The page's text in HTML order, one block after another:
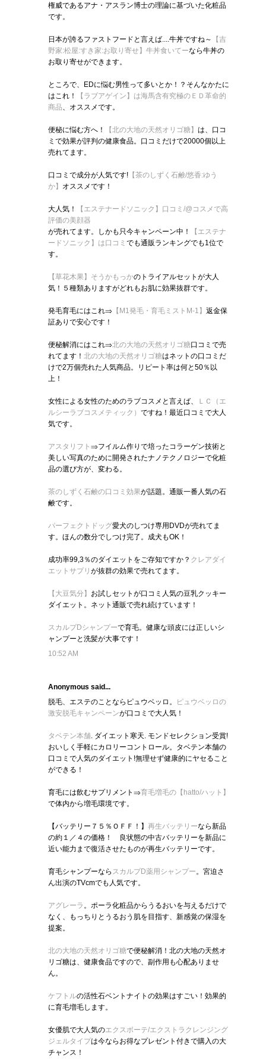
権威であるアナ・アスラン博士の理論に基づいた化粧品
です。
日本が誇るファストフードと言えば....牛丼ですね～
【吉
野家:松屋:すき家:お取り寄せ】牛丼食いてーなら牛丼の
お取り寄せができます。
ところで、EDに悩む男性って多いとか！？そんなかたに
はこれ！
【ラブアゲイン】は海馬含有究極のＥＤ革命的
商品、オススメです。
便秘に悩む方へ！ 【北の大地の天然オリゴ糖】 は、口コ
ミで効果が評判の健康食品。口コミだけで20000個以上
売れてます。
口コミで成分が人気です!【茶のしずく石鹸/悠香:ゆう
か】 オススメです！
大人気！
【エステナードソニック】口コミ/@コスメで高
評価の美顔器
が売れてます。しかも只今キャンペーン中！
【エステナ
ードソニック】は口コミ でも通販ランキングでも1位で
す。
【草花木果】そうかもっかのトライアルセットが大人
気！５種類ありますがどれもお肌に効果抜群です。
発毛育毛にはこれ⇒【M1発毛・育毛ミストM‐1】 返金保
証ありで安心です！
便秘解消にはこれ⇒北の大地の天然オリゴ糖口コミで売
れてます！ 北の大地の天然オリゴ糖はネットの口コミだ
けで2万個売れた人気商品。リピート率は何と50％以
上！
女性による女性のためのラブコスメと言えば、
ＬＣ（エ
ルシーラブコスメティック） ですね！最近口コミで大人
気です。
アスタリフト ⇒フイルム作りで培ったコラーゲン技術と
美しい写真のために開発されたナノテクノロジーで化粧
品の選び方が、変わる。
茶のしずく石鹸の口コミ効果が話題。通販一番人気の石
鹸です。
パーフェクトドッグ愛犬のしつけ専用DVDが売れてま
す。ほんの数分でしつけ完了。成犬もOK！
成功率99,3％のダイエットをご存知ですか？ クレアダイ
エットサプリ が抜群の効果で売れてます。
【大豆気分】 お試しセットが口コミ人気の豆乳クッキー
ダイエット。ネット通販で売れ続けています！
スカルプDシャンプーで育毛。健康な頭皮には正しいシ
ャンプーと洗髪が大事です！
10:52 AM
Anonymous said...
脱毛、エステのことならピュウベッロ。
ピュウベッロの
激安脱毛キャンペーンが口コミで大人気！
タベテン本舗. ダイエット寒天. モンドセレクション受賞!
おいしく手軽にカロリーコントロール。タベテン本舗の
口コミで人気のダイエット!無理せず健康的にヤセること
ができる！
育毛には飲むサプリメント⇒育毛増毛の【hatto/ハット】
で体内から増毛環境です。
【バッテリー７５％ＯＦＦ！】 再生バッテリーなら新品
の約１／４の価格！ 良状態の中古バッテリーを新品に
近い能力まで復活させたものが再生バッテリーです。
育毛シャンプーなら スカルプD薬用シャンプー。宮迫さ
ん出演のTVcmでも人気です。
アグレーラ 。ポーラ化粧品からうるおいを与えるだけで
なく、もっちりとうるおう肌を目指す、新感覚の保湿を
提案。
北の大地の天然オリゴ糖で便秘解消！北の大地の天然オ
リゴ糖は、健康食品ですので、副作用も心配ありませ
ん。
ケフトルの活性石ベントナイトの効果はすごい！効果的
に育毛増毛します。
女優肌で大人気のエクスボーテ/エクストラクレンジング
ジェルタイプは今ならお得なプレゼント付きで購入の大
チャンス！